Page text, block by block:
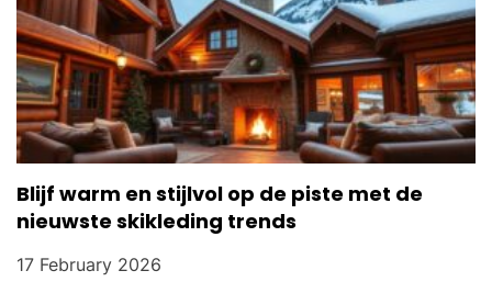
Blijf warm en stijlvol op de piste met de
nieuwste skikleding trends
17 February 2026